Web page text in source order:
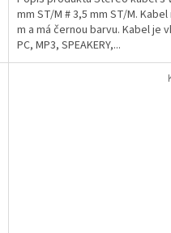
mm ST/M # 3,5 mm ST/M.
m a má černou barvu. Kabel je
PC, MP3, SPEAKERY,...